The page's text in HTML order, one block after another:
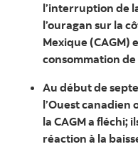
l’interruption de
l’ouragan sur la
Mexique (CAGM)
consommation
Au début de
l’Ouest canadien
la CAGM a fléchi;
réaction à la